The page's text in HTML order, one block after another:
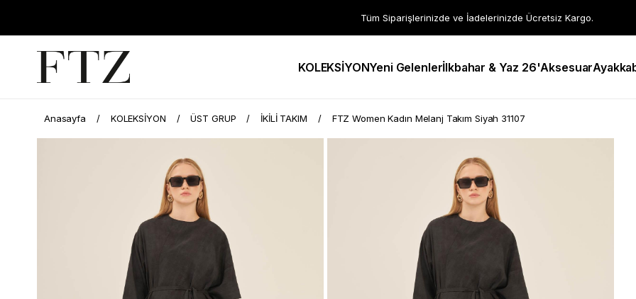
Tüm Siparişlerinizde ve İadelerinizde Ücretsiz Kargo.
KOLEKSİYONYeni Gelenlerİlkbahar & Yaz 26'Aksesuar
Anasayfa KOLEKSİYON ÜST GRUP İKİLİ TAKIM FTZ Women Kadın Melanj Takım Siyah 31107